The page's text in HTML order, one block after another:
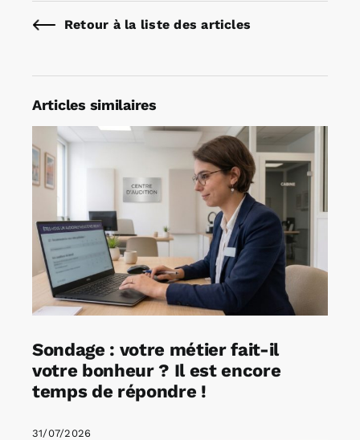
Retour à la liste des articles
Articles similaires
Sondage : votre métier fait-il
votre bonheur ? Il est encore
temps de répondre !
31/07/2026